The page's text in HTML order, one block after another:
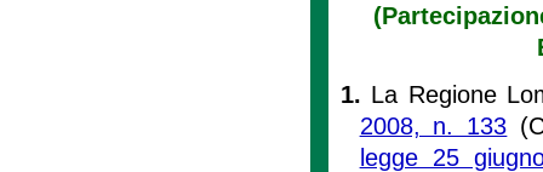
1. La Regione
2008, n. 133
legge 25